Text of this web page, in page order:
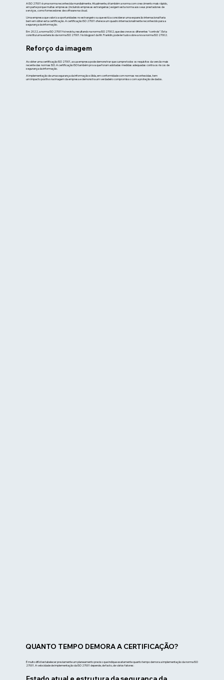
QUANTO TEMPO DEMORA A CERTIFICAÇÃO?
É muito difícil estabelecer previamente um planeamento preciso que indique exatamente quanto tempo demora a implementação da norma ISO
27001. A velocidade de implementação da ISO 27001 depende, de facto, de vários fatores:
A ISO 27001 é uma norma reconhecida mundialmente. Atualmente, é também a norma com crescimento mais rápido,
em parte porque muitas empresas (incluindo empresas estrangeiras) exigem esta norma aos seus prestadores de
serviços, como fornecedores de software na cloud.
Uma empresa que valoriza oportunidades no estrangeiro ou que está a considerar uma expansão internacional faria
bem em obter esta certificação. A certificação ISO 27001 oferece um quadro internacionalmente reconhecido para a
segurança da informação.
Em 2022, a norma ISO 27001 foi revista, resultando na norma ISO 27002, que descreve os diferentes “controls”. Esta
constitui uma extensão da norma ISO 27001. No blogpost da Mr. Franklin, pode ler tudo sobre a nova norma ISO 27002.
Reforço da imagem
Ao obter uma certificação ISO 27001, a sua empresa pode demonstrar que cumpre todos os requisitos da versão mais
recente das normas ISO. A certificação ISO também prova que foram adotadas medidas adequadas contra os riscos de
segurança da informação.
A implementação de uma segurança da informação sólida, em conformidade com normas reconhecidas, tem
um impacto positivo na imagem da empresa e demonstra um verdadeiro compromisso com a proteção de dados.